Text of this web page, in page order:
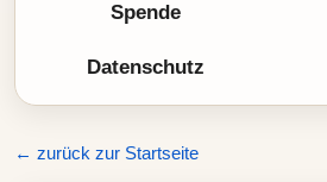
Spende
Datenschutz
← zurück zur Startseite